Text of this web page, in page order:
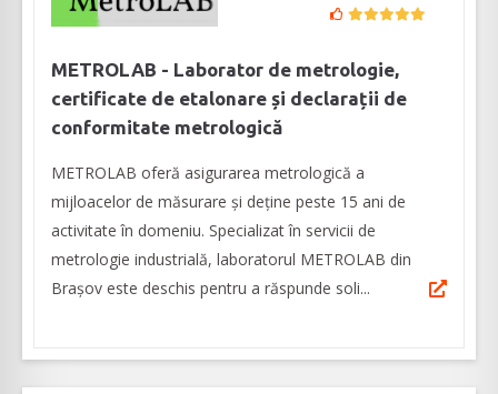
METROLAB - Laborator de metrologie,
certificate de etalonare și declarații de
conformitate metrologică
METROLAB oferă asigurarea metrologică a
mijloacelor de măsurare și deține peste 15 ani de
activitate în domeniu. Specializat în servicii de
metrologie industrială, laboratorul METROLAB din
Brașov este deschis pentru a răspunde soli...